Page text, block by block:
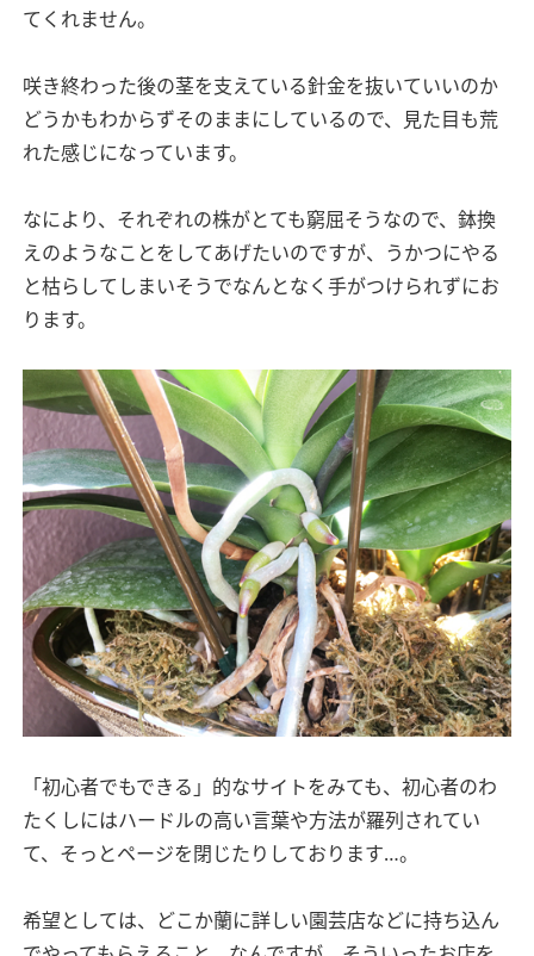
てくれません。
咲き終わった後の茎を支えている針金を抜いていいのか
どうかもわからずそのままにしているので、見た目も荒
れた感じになっています。
なにより、それぞれの株がとても窮屈そうなので、鉢換
えのようなことをしてあげたいのですが、うかつにやる
と枯らしてしまいそうでなんとなく手がつけられずにお
ります。
「初心者でもできる」的なサイトをみても、初心者のわ
たくしにはハードルの高い言葉や方法が羅列されてい
て、そっとページを閉じたりしております…。
希望としては、どこか蘭に詳しい園芸店などに持ち込ん